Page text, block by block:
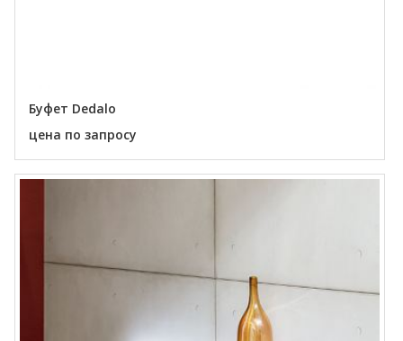
Буфет Dedalo
цена по запросу